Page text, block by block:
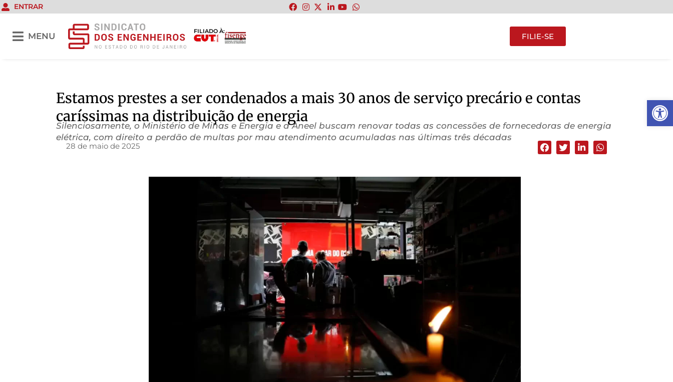
Abrir
ENTRAR
MENU
FILIADO À:
FILIE-SE
Estamos prestes a ser condenados a mais 30 anos de serviço precário e contas
caríssimas na distribuição de energia
Silenciosamente, o Ministério de Minas e Energia e a Aneel buscam renovar todas as concessões de fornecedoras de energia
elétrica, com direito a perdão de multas por mau atendimento acumuladas nas últimas três décadas
28 de maio de 2025